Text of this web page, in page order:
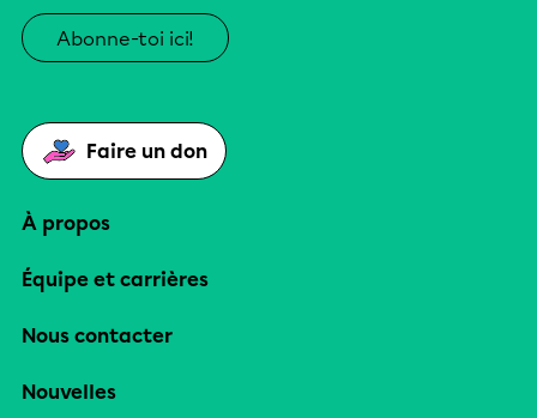
Abonne-toi ici!
Faire un don
À propos
Équipe et carrières
Nous contacter
Nouvelles